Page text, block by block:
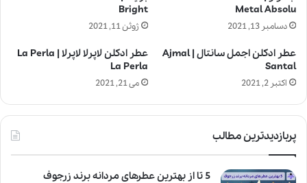
Metal Absolu
دسامبر 13, 2021
Bright
ژوئن 11, 2021
عطر ادکلن اجمل سانتال | Ajmal
Santal
اکتبر 2, 2021
عطر ادکلن لاپرلا لاپرلا | La Perla
La Perla
می 21, 2021
پربازدیدترین مطالب
5 تا از بهترین عطرهای مردانه برند زرجوف